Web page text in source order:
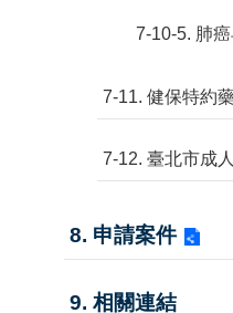
7-10-5. 肺
7-11. 健保特約
7-12. 臺北市成
8. 申請案件
9. 相關連結